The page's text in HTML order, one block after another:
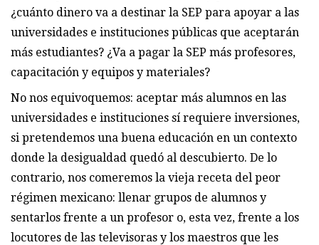
¿cuánto dinero va a destinar la SEP para apoyar a las
universidades e instituciones públicas que aceptarán
más estudiantes? ¿Va a pagar la SEP más profesores,
capacitación y equipos y materiales?
No nos equivoquemos: aceptar más alumnos en las
universidades e instituciones sí requiere inversiones,
si pretendemos una buena educación en un contexto
donde la desigualdad quedó al descubierto. De lo
contrario, nos comeremos la vieja receta del peor
régimen mexicano: llenar grupos de alumnos y
sentarlos frente a un profesor o, esta vez, frente a los
locutores de las televisoras y los maestros que les